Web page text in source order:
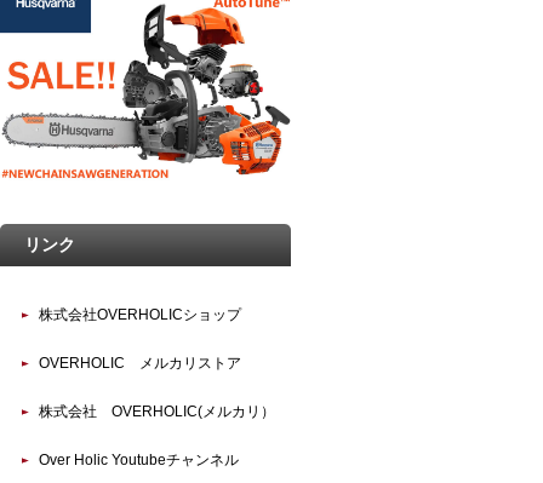
リンク
株式会社OVERHOLICショップ
OVERHOLIC メルカリストア
株式会社 OVERHOLIC(メルカリ）
Over Holic Youtubeチャンネル